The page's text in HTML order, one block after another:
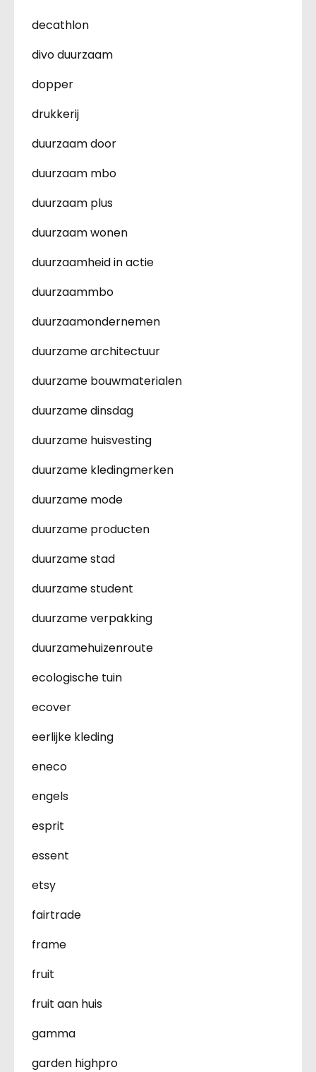
decathlon
divo duurzaam
dopper
drukkerij
duurzaam door
duurzaam mbo
duurzaam plus
duurzaam wonen
duurzaamheid in actie
duurzaammbo
duurzaamondernemen
duurzame architectuur
duurzame bouwmaterialen
duurzame dinsdag
duurzame huisvesting
duurzame kledingmerken
duurzame mode
duurzame producten
duurzame stad
duurzame student
duurzame verpakking
duurzamehuizenroute
ecologische tuin
ecover
eerlijke kleding
eneco
engels
esprit
essent
etsy
fairtrade
frame
fruit
fruit aan huis
gamma
garden highpro